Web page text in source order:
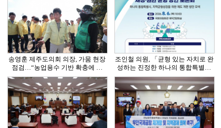
송영훈 제주도의회 의장, 가뭄 현장
점검…“농업용수 기반 확충에 …
조인철 의원, 「균형 있는 자치로 완
성하는 진정한 하나의 통합특별…